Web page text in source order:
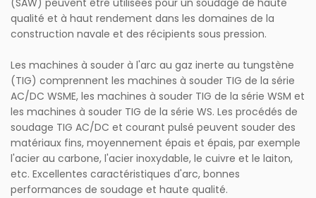
(SAW) peuvent être utilisées pour un soudage de haute
qualité et à haut rendement dans les domaines de la
construction navale et des récipients sous pression.
Les machines à souder à l'arc au gaz inerte au tungstène
(TIG) comprennent les machines à souder TIG de la série
AC/DC WSME, les machines à souder TIG de la série WSM et
les machines à souder TIG de la série WS. Les procédés de
soudage TIG AC/DC et courant pulsé peuvent souder des
matériaux fins, moyennement épais et épais, par exemple
l'acier au carbone, l'acier inoxydable, le cuivre et le laiton,
etc. Excellentes caractéristiques d'arc, bonnes
performances de soudage et haute qualité.